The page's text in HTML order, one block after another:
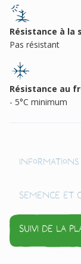
Résistance à la
Pas résistant
Résistance au
- 5°C minimum
Semence et
Suivi de la